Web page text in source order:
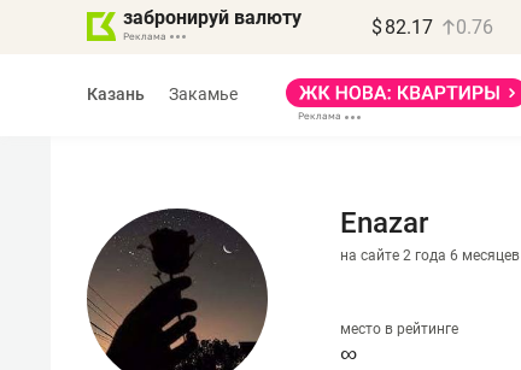
забронируй валюту $ 82.17 0.76
Казань Закамье
Enazar
на сайте 2 года 6 месяцев
место в рейтинге
∞
МАРТ